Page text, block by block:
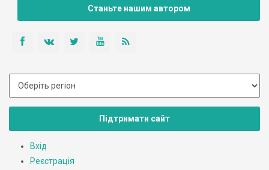
Станьте нашим автором
Підтримати сайт
Вхід
Реєстрація